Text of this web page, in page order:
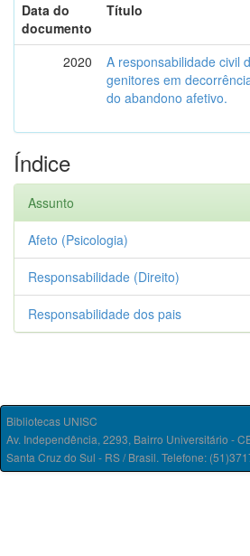
Data do
documento
Título
2020
A responsabilidade civil
genitores em
do abandono afetivo.
Índice
Assunto
Afeto (Psicologia)
Responsabilidade (Direito)
Responsabilidade dos pais
Bibliotecas UNISC
Av. Independência, 2293, Bairro Universitário -
Santa Cruz do Sul - RS / Brasil. Telefone: